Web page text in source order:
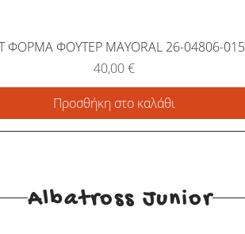
ΦΟΡΜΑ ΦΟΥΤΕΡ MAYORAL 26-04806-015
Τιμή
40,00 €
Προσθήκη στο καλάθι
Albatross Junior